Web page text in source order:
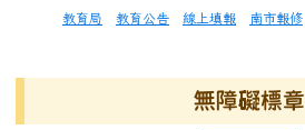
教育局 教育公告 線上填報 南市報修
無障礙標章